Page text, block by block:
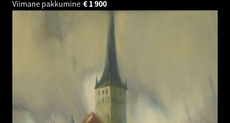
Viimane pakkumine
1 900
€